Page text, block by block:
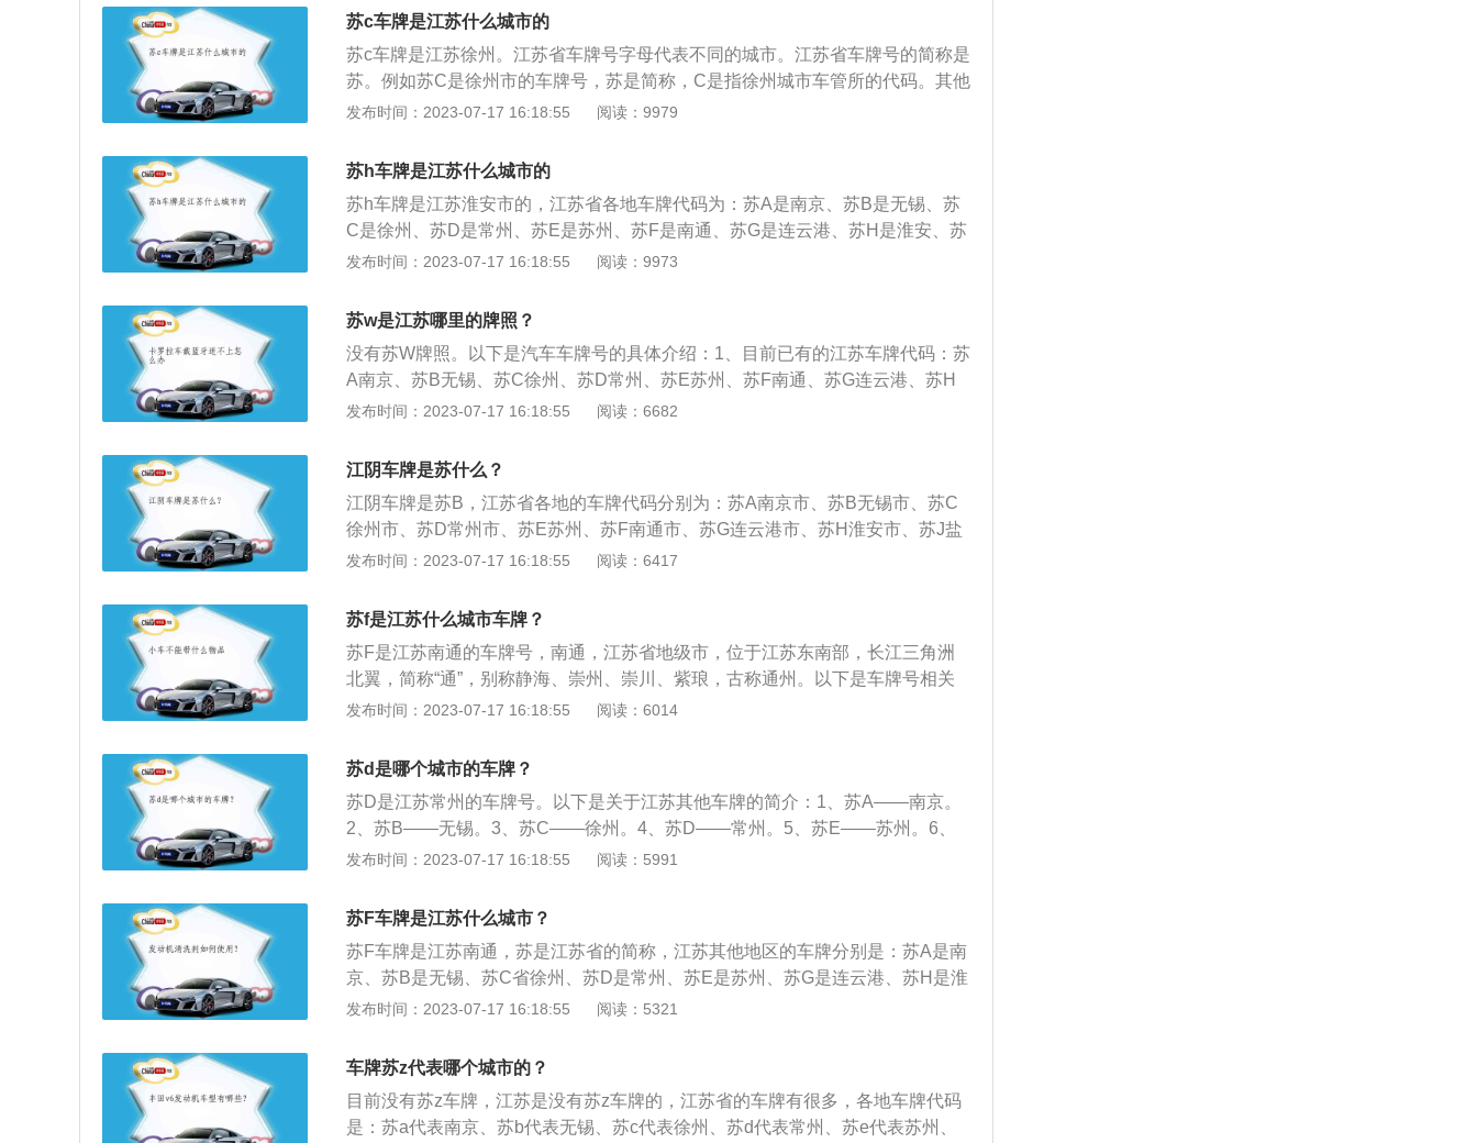
字是省或直辖市的简称。如四川就是川，北京就是京。2、第二个是英文代表该
车所在地的地市一级代码，规律一般是这样的，A是省会，B是该省第二大城市，
C是该省第三大城市，依此类推。3、车牌的后五位理论上就应该是08965，如果
车牌超过了数字的容量就是第100000万位时，就从第一位开始用字母A，后面用
0001至9999，用完后第一位改成B再跟0001至9999，依此类推。
苏c车牌是江苏什么城市的
苏c车牌是江苏徐州。江苏省车牌号字母代表不同的城市。江苏省车牌号的简称是
苏。例如苏C是徐州市的车牌号，苏是简称，C是指徐州城市车管所的代码。其他
江苏省车牌号是：苏A是南京市，苏B是无锡市，苏D是常州市，苏E是苏州市，
L是镇江市，苏M是泰州市，苏N是宿迁市。车牌照是汽车号牌与汽车行车执照的
简称，是国家车辆管理法规规定的具有统一格式、统一式样，由车辆管理机关经
过申领牌照的汽车进行审核、检验、登记后，核发的带有注册登记编码的硬质号
码牌。江苏省跨江滨海，湖泊众多，地势平坦，地貌由平原、水域、低山丘陵构
成；地跨长江、淮河两大水系。江苏省属东亚季风气候区，处在亚热带和暖温带
发布时间：2023-07-17 16:18:55 阅读：9979
苏h车牌是江苏什么城市的
苏h车牌是江苏淮安市的，江苏省各地车牌代码为：苏A是南京、苏B是无锡、苏
C是徐州、苏D是常州、苏E是苏州、苏F是南通、苏G是连云港、苏H是淮安、苏
J是盐城、苏K是扬州、苏L是镇江、苏M是泰州、苏N是宿迁、苏U是苏州增补。
辆的登记信息。淮安位于江苏省中北部，江淮平原东部。地处长江三角洲地区，
是苏北重要中心城市，南京都市圈紧密圈层城市，淮河生态经济带首提首推城
市，坐落于古淮河与京杭大运河交点，处在中国南北分界线秦岭-淮河线上，拥有
中国第四大淡水湖洪泽湖，是全国文明城市、国家历史文化名城、国家卫生城
市、国家园林城市、国家环境保护模范城市、国家低碳试点城市、中国优秀旅游
平方公里。淮安有2200多年建城史。秦时置县，境内有著名的青莲岗文化遗址。
曾是漕运枢纽、盐运要冲，驻有漕运总督府、江南河道总督府。历史上与苏州、
杭州、扬州并称运河沿线的四大都市，曾经淮安因运而兴、因运而盛，有中国运
道，是长江三角洲北部地区的区域交通枢纽。
发布时间：2023-07-17 16:18:55 阅读：9973
苏w是江苏哪里的牌照？
没有苏W牌照。以下是汽车车牌号的具体介绍：1、目前已有的江苏车牌代码：苏
A南京、苏B无锡、苏C徐州、苏D常州、苏E苏州、苏F南通、苏G连云港、苏H
淮安、苏J盐城，、苏K扬州、苏L镇江、苏M泰州、苏N宿迁、苏U为苏州市增
为各省、自治区、直辖市的简称，英文字母为车辆管理所的代号。汽车类号牌号
码的机动车登记机构代号位于号牌上方正中，汉字和英文字母横向排列；摩托车
类号牌号码的机动车登记机构代号位于号牌左侧，汉字和英文字母纵向排列。
发布时间：2023-07-17 16:18:55 阅读：6682
江阴车牌是苏什么？
江阴车牌是苏B，江苏省各地的车牌代码分别为：苏A南京市、苏B无锡市、苏C
徐州市、苏D常州市、苏E苏州、苏F南通市、苏G连云港市、苏H淮安市、苏J盐
城市、苏K扬州市、苏L镇江市、苏M泰州市、苏N宿迁市。车牌是分别悬挂在车
记号码、登记地区或其他的相关信息。牌照是对各车辆的编号与信息登记，其主
要作用是通过牌照可以知道该车辆的所属地区，也可根据牌照查到该车辆的主人
以及该车辆的登记信息。
发布时间：2023-07-17 16:18:55 阅读：6417
苏f是江苏什么城市车牌？
苏F是江苏南通的车牌号，南通，江苏省地级市，位于江苏东南部，长江三角洲
北翼，简称“通”，别称静海、崇州、崇川、紫琅，古称通州。以下是车牌号相关
介绍：1、车牌代号字符位数为2位，分别由汉字和英文字母组成。2、车牌第一
3、车牌第二位是英文字母，代表该车户口所在的地级行政区，为各地级市、地
区、自治州、盟字母代码，一般按省级车管所以各地级行政区状况分划排名，一
般字母“A”为省会、首府或直辖市中心城区的代码，其后字母排名不分先后。
发布时间：2023-07-17 16:18:55 阅读：6014
苏d是哪个城市的车牌？
苏D是江苏常州的车牌号。以下是关于江苏其他车牌的简介：1、苏A——南京。
2、苏B——无锡。3、苏C——徐州。4、苏D——常州。5、苏E——苏州。6、
苏F——南通。7、苏G——连云港。8、苏H——淮安。9、苏J——盐城。10、苏
O——公安。
发布时间：2023-07-17 16:18:55 阅读：5991
苏F车牌是江苏什么城市？
苏F车牌是江苏南通，苏是江苏省的简称，江苏其他地区的车牌分别是：苏A是南
京、苏B是无锡、苏C省徐州、苏D是常州、苏E是苏州、苏G是连云港、苏H是淮
安、苏J是盐城、苏K是扬州、苏L是镇江、苏M是泰州、苏N是宿迁。车牌也叫牌
道该车辆的所属地区；2、根据车牌查到该车辆的主人以及该车辆的登记信息。
发布时间：2023-07-17 16:18:55 阅读：5321
车牌苏z代表哪个城市的？
目前没有苏z车牌，江苏是没有苏z车牌的，江苏省的车牌有很多，各地车牌代码
是：苏a代表南京、苏b代表无锡、苏c代表徐州、苏d代表常州、苏e代表苏州、